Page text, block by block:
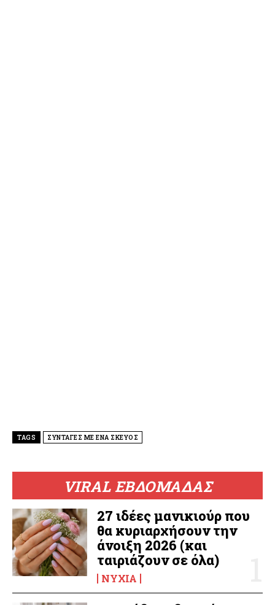
VIRAL ΕΒΔΟΜΑΔΑΣ
27 ιδέες μανικιούρ που
θα κυριαρχήσουν την
άνοιξη 2026 (και
ταιριάζουν σε όλα)
ΝΎΧΙΑ
TAGS ΣΥΝΤΑΓΕΣ ΜΕ ΕΝΑ ΣΚΕΥΟΣ